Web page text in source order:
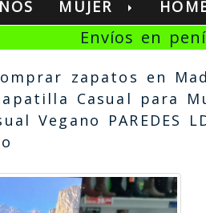
MUJER
Envíos en
zapatos en
Casual para
Vegano PAREDES